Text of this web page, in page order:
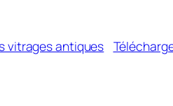
vitrages antiques